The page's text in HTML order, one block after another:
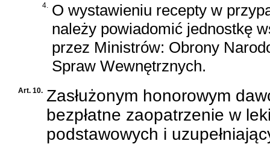
4.
O wystawieniu recepty w
należy powiadomić jednostkę
przez Ministrów: Obrony
Spraw Wewnętrznych.
Art. 10. Zasłużonym honorowym
bezpłatne zaopatrzenie w
podstawowych i